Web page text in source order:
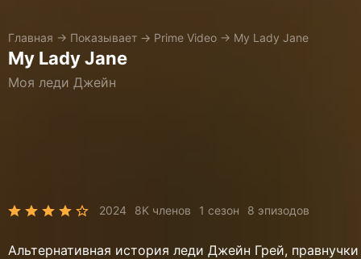
Главная → Показывает → Prime Video → My Lady Jane
My Lady Jane
Моя леди Джейн
2024 8K членов 1 сезон 8 эпизодов
Альтернативная история леди Джейн Грей, правнучки